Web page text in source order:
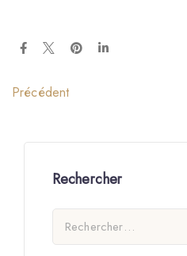
Précédent
Rechercher